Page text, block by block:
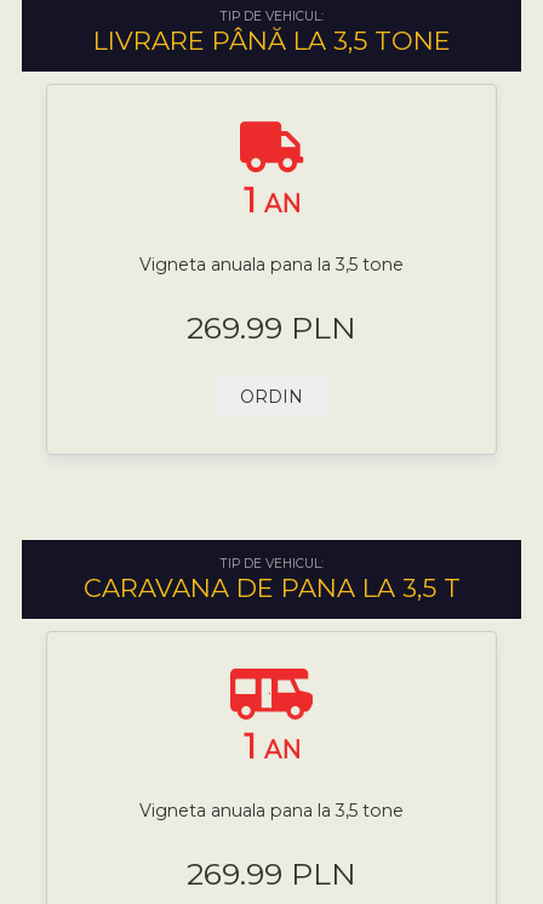
TIP DE VEHICUL:
LIVRARE PÂNĂ LA 3,5 TONE
1 AN
Vigneta anuala pana la 3,5 tone
269.99 PLN
ORDIN
TIP DE VEHICUL:
CARAVANA DE PANA LA 3,5 T
1 AN
Vigneta anuala pana la 3,5 tone
269.99 PLN